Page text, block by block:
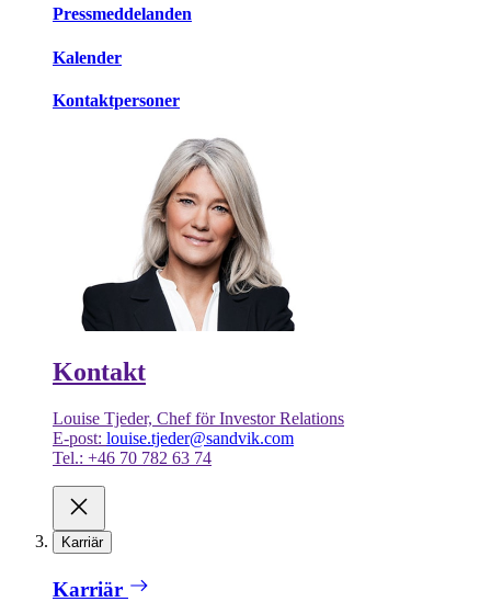
Pressmeddelanden
Kalender
Kontaktpersoner
Kontakt
Louise Tjeder, Chef för Investor Relations
E-post: louise.tjeder@sandvik.com
Tel.: +46 70 782 63 74
Karriär
Karriär